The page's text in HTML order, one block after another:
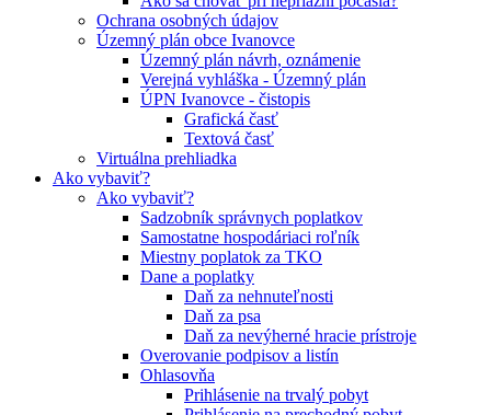
Ochrana osobných údajov
Územný plán obce Ivanovce
Územný plán návrh, oznámenie
Verejná vyhláška - Územný plán
ÚPN Ivanovce - čistopis
Grafická časť
Textová časť
Virtuálna prehliadka
Ako vybaviť?
Ako vybaviť?
Sadzobník správnych poplatkov
Samostatne hospodáriaci roľník
Miestny poplatok za TKO
Dane a poplatky
Daň za nehnuteľnosti
Daň za psa
Daň za nevýherné hracie prístroje
Overovanie podpisov a listín
Ohlasovňa
Prihlásenie na trvalý pobyt